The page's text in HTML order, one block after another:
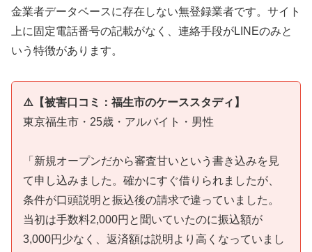
金業者データベースに存在しない無登録業者です。サイト
上に固定電話番号の記載がなく、連絡手段がLINEのみと
いう特徴があります。
⚠️【被害口コミ：福生市のケーススタディ】
東京福生市・25歳・アルバイト・男性
「新規オープンだから審査甘いという書き込みを見
て申し込みました。確かにすぐ借りられましたが、
条件が口頭説明と振込後の請求で違っていました。
当初は手数料2,000円と聞いていたのに振込額が
3,000円少なく、返済額は説明より高くなっていまし